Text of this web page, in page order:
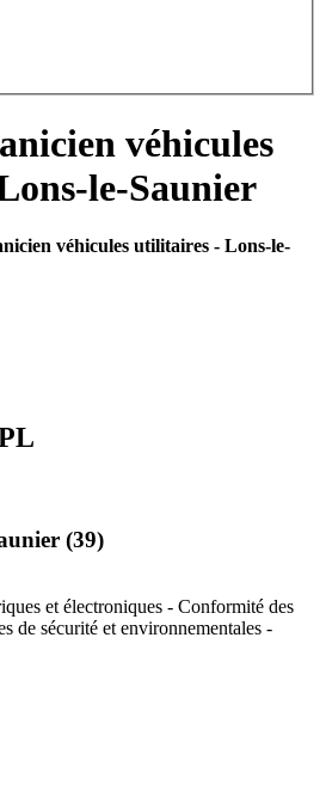
véhicules
le-Saunier
véhicules utilitaires - Lons-le-
(39)
et électroniques - Conformité des
de sécurité et environnementales -